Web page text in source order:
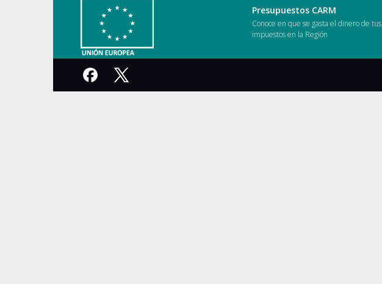
Presupuestos CARM
Conoce en que se gasta el dinero de tus
impuestos en la Región